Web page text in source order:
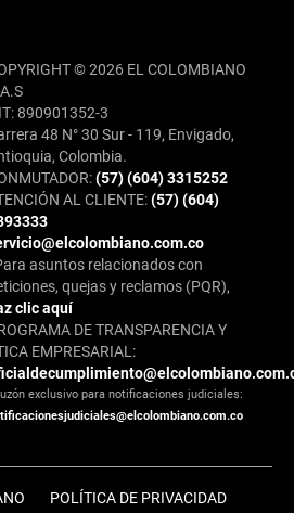
© 2026 EL COLOMBIANO
890901352-3
48 N° 30 Sur - 119, Envigado,
Colombia.
(57) (604) 3315252
AL CLIENTE:(57) (604)
asuntos relacionados con
quejas y reclamos (PQR),
clic aquí
DE TRANSPARENCIA Y
EMPRESARIAL:
exclusivo para notificaciones judiciales:
POLÍTICA DE PRIVACIDAD